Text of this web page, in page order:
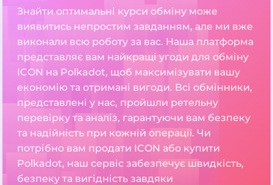
Знайти оптимальні курси обміну може
виявитись непростим завданням, але ми вже
виконали всю роботу за вас. Наша платформа
представляє вам найкращі угоди для обміну
ICON на Polkadot, щоб максимізувати вашу
економію та отримані вигоди. Всі обмінники,
представлені у нас, пройшли ретельну
перевірку та аналіз, гарантуючи вам безпеку
та надійність при кожній операції. Чи
потрібно вам продати ICON або купити
Polkadot, наш сервіс забезпечує швидкість,
безпеку та вигідність завдяки